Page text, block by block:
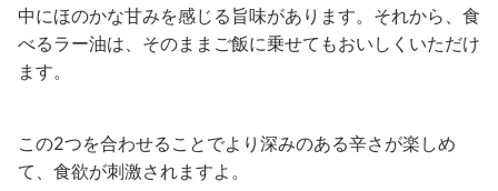
中にほのかな甘みを感じる旨味があります。それから、食
べるラー油は、そのままご飯に乗せてもおいしくいただけ
ます。
この2つを合わせることでより深みのある辛さが楽しめ
て、食欲が刺激されますよ。